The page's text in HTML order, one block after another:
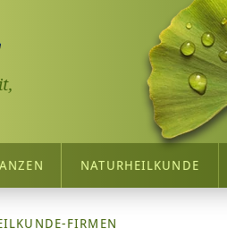
NATURHEILKUNDE
FIRMEN